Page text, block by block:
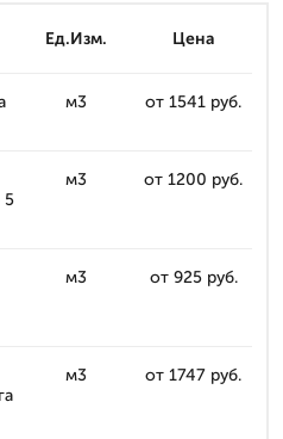
Ед.Изм. Цена
м3 от 1541 руб.
5
м3 от 1200 руб.
м3 от 925 руб.
м3 от 1747 руб.